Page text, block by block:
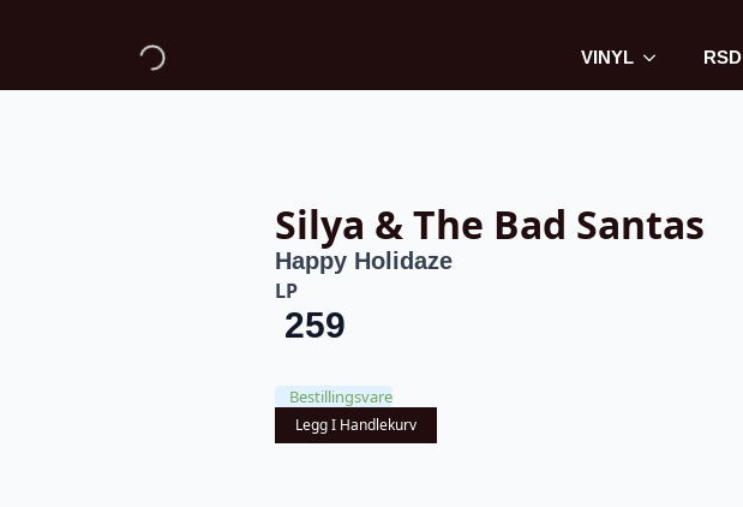
VINYL RSD
Silya & The Bad Santas
Happy Holidaze
LP
259
Bestillingsvare
Legg I Handlekurv